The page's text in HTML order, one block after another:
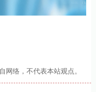
网络，不代表本站观点。